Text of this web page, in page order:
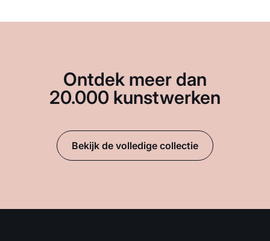
Ontdek meer dan
20.000 kunstwerken
Bekijk de volledige collectie